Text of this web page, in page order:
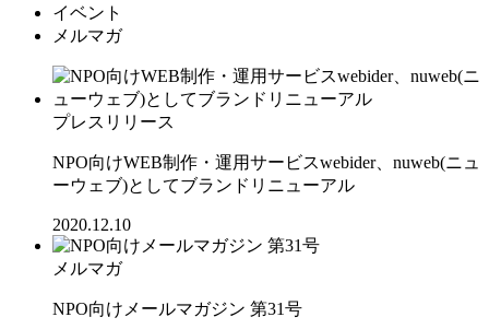
イベント
メルマガ
プレスリリース
NPO向けWEB制作・運用サービスwebider、nuweb(ニュ
ーウェブ)としてブランドリニューアル
2020.12.10
メルマガ
NPO向けメールマガジン 第31号